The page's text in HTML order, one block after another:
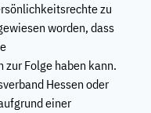
zu
worden, dass
zur Folge haben kann.
Hessen oder
einer